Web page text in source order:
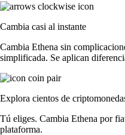
Cambia casi al instante
Cambia Ethena sin
simplificada. Se aplican
Explora cientos de
Tú eliges. Cambia Ethena por
plataforma.